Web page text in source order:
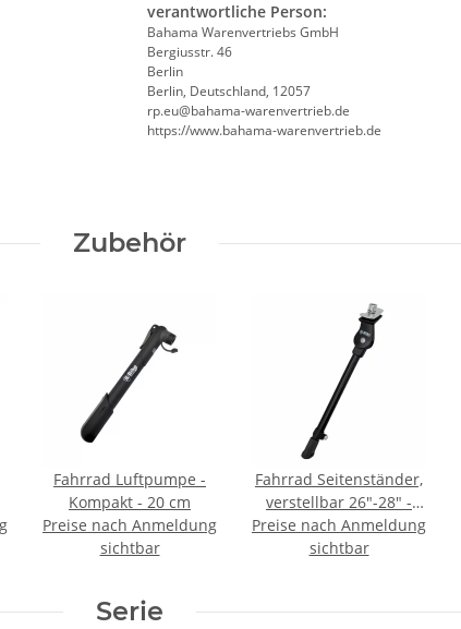
verantwortliche Person:
Bahama Warenvertriebs GmbH
Bergiusstr. 46
Berlin
Berlin, Deutschland, 12057
ed.beirtrevneraw-amahab@ue.pr
https://www.bahama-warenvertrieb.de
Zubehör
Fahrrad Luftpumpe -
Kompakt - 20 cm
Preise nach Anmeldung
sichtbar
Fahrrad Seitenständer,
verstellbar 26"-28" -
Basic -
Preise nach Anmeldung
sichtbar
Serie